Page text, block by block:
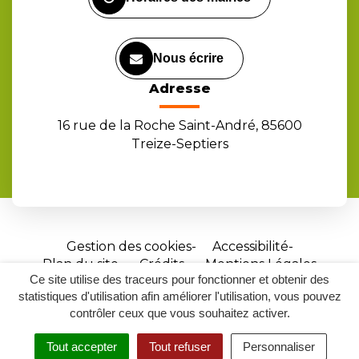
Ce site utilise des traceurs pour fonctionner et obtenir des
statistiques d'utilisation afin améliorer l'utilisation, vous pouvez
contrôler ceux que vous souhaitez activer.
Tout accepter Tout refuser Personnaliser
Nous écrire
Adresse
16 rue de la Roche Saint-André, 85600
Treize-Septiers
Gestion des cookies
Accessibilité
Plan du site
Crédits
Mentions Légales
Site
réalisé
par
Inovagora